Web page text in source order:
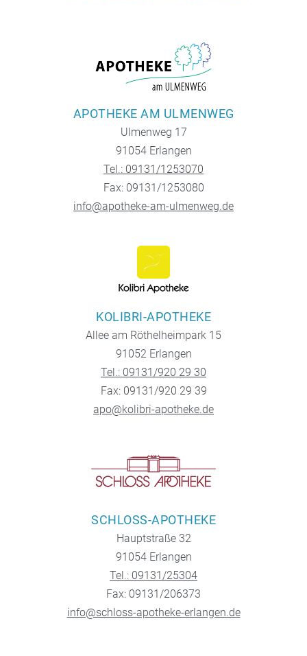
APOTHEKE AM ULMENWEG
Ulmenweg 17
91054 Erlangen
Tel.: 09131/1253070
Fax: 09131/1253080
info@apotheke-am-ulmenweg.de
KOLIBRI-APOTHEKE
Allee am Röthelheimpark 15
91052 Erlangen
Tel.: 09131/920 29 30
Fax: 09131/920 29 39
apo@kolibri-apotheke.de
SCHLOSS-APOTHEKE
Hauptstraße 32
91054 Erlangen
Tel.: 09131/25304
Fax: 09131/206373
info@schloss-apotheke-erlangen.de